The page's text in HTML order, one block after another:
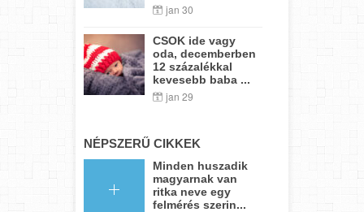
jan 30
CSOK ide vagy
oda, decemberben
12 százalékkal
kevesebb baba ...
jan 29
NÉPSZERŰ CIKKEK
Minden huszadik
magyarnak van
ritka neve egy
felmérés szerin...